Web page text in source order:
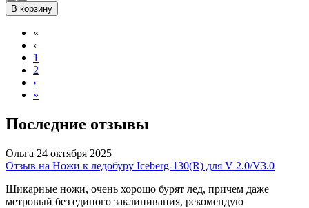
В корзину
«
‹
1
2
›
»
Последние отзывы
Ольга 24 октября 2025
Отзыв на Ножи к ледобуру Iceberg-130(R) для V 2.0/V3.0
Шикарные ножи, очень хорошо бурят лед, причем даже
метровый без единого заклинивания, рекомендую